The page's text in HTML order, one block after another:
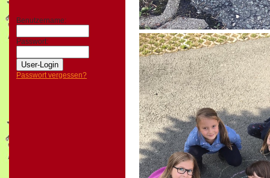
Benutzername:
Passwort:
Passwort vergessen?